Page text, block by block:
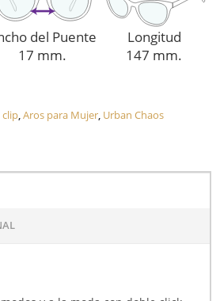
del Puente
17 mm.
Longitud
147 mm.
clip,Aros para Mujer, Urban Chaos